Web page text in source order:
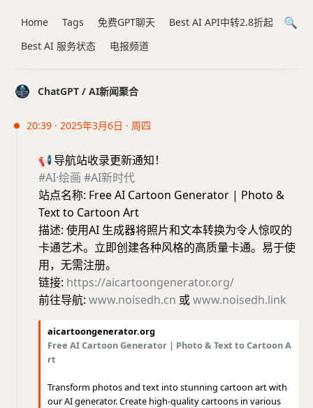
ChatGPT / AI新闻聚合
20:39 · 2025年3月6日 · 周四
📢导航站收录更新通知！
#AI·绘画 #AI新时代
站点名称: Free AI Cartoon Generator | Photo &
Text to Cartoon Art
描述: 使用AI 生成器将照片和文本转换为令人惊叹的
卡通艺术。立即创建各种风格的高质量卡通。易于使
用，无需注册。
链接: https://aicartoongenerator.org/
前往导航: www.noisedh.cn 或www.noisedh.link
aicartoongenerator.org
Free AI Cartoon Generator | Photo & Text to Cartoon A
rt
Transform photos and text into stunning cartoon art with
our AI generator. Create high-quality cartoons in various
Home Tags 免费GPT聊天
Best AI API中转2.8折起
Best AI 服务状态
电报频道